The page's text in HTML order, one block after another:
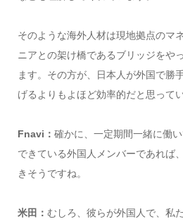
そのような海外人材は現地拠点のマ
ニアとの架け橋であるブリッジをや
ます。その方が、日本人が外国で勝
げるよりもよほど効率的だと思ってい
Fnavi： 確かに、一定期間一緒に働
できている外国人メンバーであれば
きそうですね。
米田： むしろ、彼らが外国人で、私